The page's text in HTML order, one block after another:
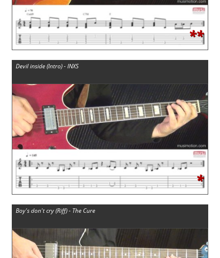
**
Devil inside (Intro) - INXS
*
Boy's don't cry (Riff) - The Cure